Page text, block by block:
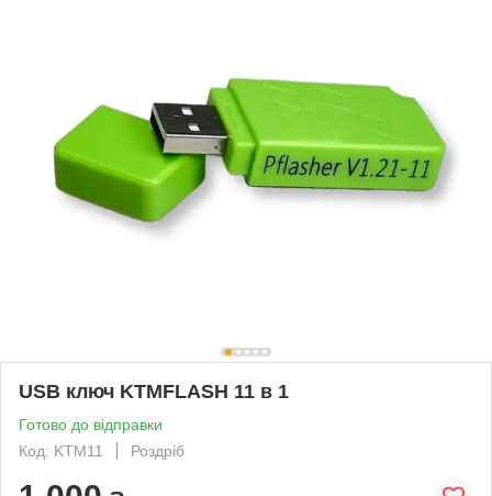
USB ключ KTMFLASH 11 в 1
Готово до відправки
Код: KTM11
Роздріб